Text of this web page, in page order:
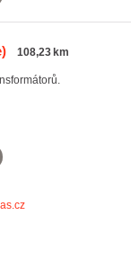
108,23 km